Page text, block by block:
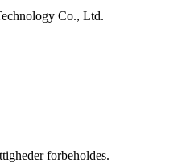
Co., Ltd.
forbeholdes.